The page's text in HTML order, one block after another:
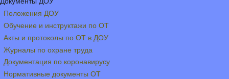
Положения ДОУ
Обучение и инструктажи по ОТ
Акты и протоколы по ОТ в ДОУ
Журналы по охране труда
Документация по коронавирусу
Нормативные документы ОТ